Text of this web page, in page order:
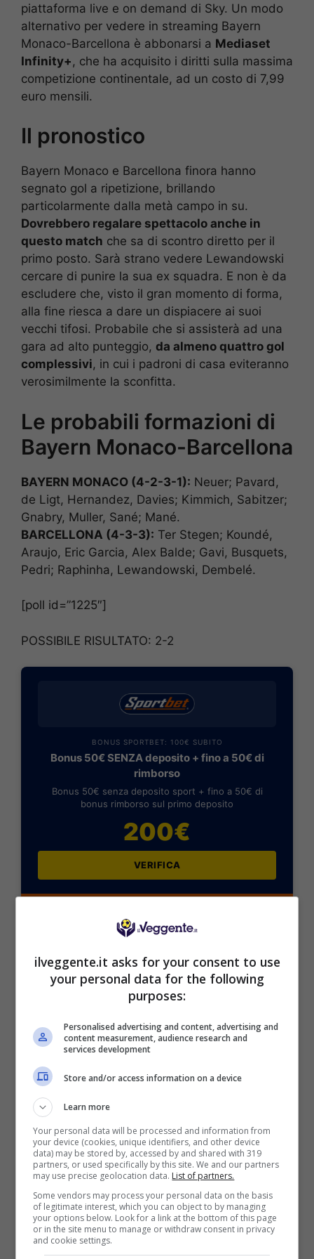
piattaforma live e on demand di Sky. Un modo
alternativo per vedere in streaming Bayern
Monaco-Barcellona è abbonarsi a Mediaset
Infinity+ , che ha acquisito i diritti sulla massima
competizione continentale, ad un costo di 7,99
euro mensili.
Il pronostico
Bayern Monaco e Barcellona finora hanno
segnato gol a ripetizione, brillando
particolarmente dalla metà campo in su.
Dovrebbero regalare spettacolo anche in
questo match che sa di scontro diretto per il
primo posto. Sarà strano vedere Lewandowski
cercare di punire la sua ex squadra. E non è da
escludere che, visto il gran momento di forma,
alla fine riesca a dare un dispiacere ai suoi
vecchi tifosi. Probabile che si assisterà ad una
gara ad alto punteggio, da almeno quattro gol
complessivi, in cui i padroni di casa eviteranno
verosimilmente la sconfitta.
Le probabili formazioni di
Bayern Monaco-Barcellona
BAYERN MONACO (4-2-3-1): Neuer; Pavard,
de Ligt, Hernandez, Davies; Kimmich, Sabitzer;
Gnabry, Muller, Sané; Mané.
BARCELLONA (4-3-3): Ter Stegen; Koundé,
Araujo, Eric Garcia, Alex Balde; Gavi, Busquets,
Pedri; Raphinha, Lewandowski, Dembelé.
[poll id=”1225″]
POSSIBILE RISULTATO: 2-2
BONUS SPORTBET: 100€ SUBITO
Bonus 50€ SENZA deposito + fino a 50€ di
rimborso
Bonus 50€ senza deposito sport + fino a 50€ di
bonus rimborso sul primo deposito
200€
VERIFICA
BONUS BENVENUTO GOLDBET: 2.050€
Per i nuovi registrati: 100% fino a 2.000€ in Bonus
Scommesse + 50% del primo deposito fino a 50€
2050€
Mostra Informazioni
BONUS BENVENUTO LOTTOMATICA: 2050€
Fino a 2050€ bonus scommesse e sport
ilveggente.it asks for your consent to use
your personal data for the following
purposes:
Personalised advertising and content, advertising and
content measurement, audience research and
services development
Store and/or access information on a device
Learn more
Your personal data will be processed and information from
your device (cookies, unique identifiers, and other device
data) may be stored by, accessed by and shared with 319
partners, or used specifically by this site. We and our partners
may use precise geolocation data. List of partners.
Some vendors may process your personal data on the basis
of legitimate interest, which you can object to by managing
your options below. Look for a link at the bottom of this page
or in the site menu to manage or withdraw consent in privacy
and cookie settings.